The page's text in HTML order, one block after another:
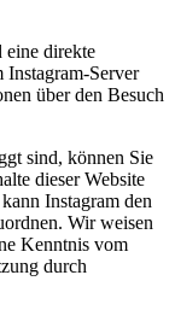
eine direkte
Instagram-Server
über den Besuch
sind, können Sie
dieser Website
Instagram den
Wir weisen
Kenntnis vom
durch